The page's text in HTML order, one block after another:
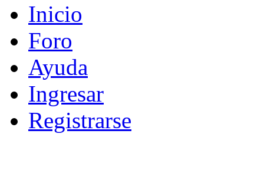
Inicio
Foro
Ayuda
Ingresar
Registrarse